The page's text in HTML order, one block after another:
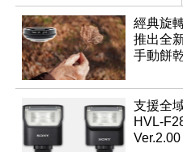
經典旋
推出全
手動餅
支援全
HVL-